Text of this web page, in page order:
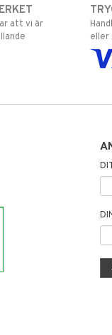
att vi är
eller